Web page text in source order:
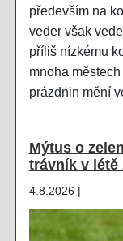
především na
veder však
příliš nízkému
mnoha
prázdnin mění
Mýtus o
trávník v létě
4.8.2026 |